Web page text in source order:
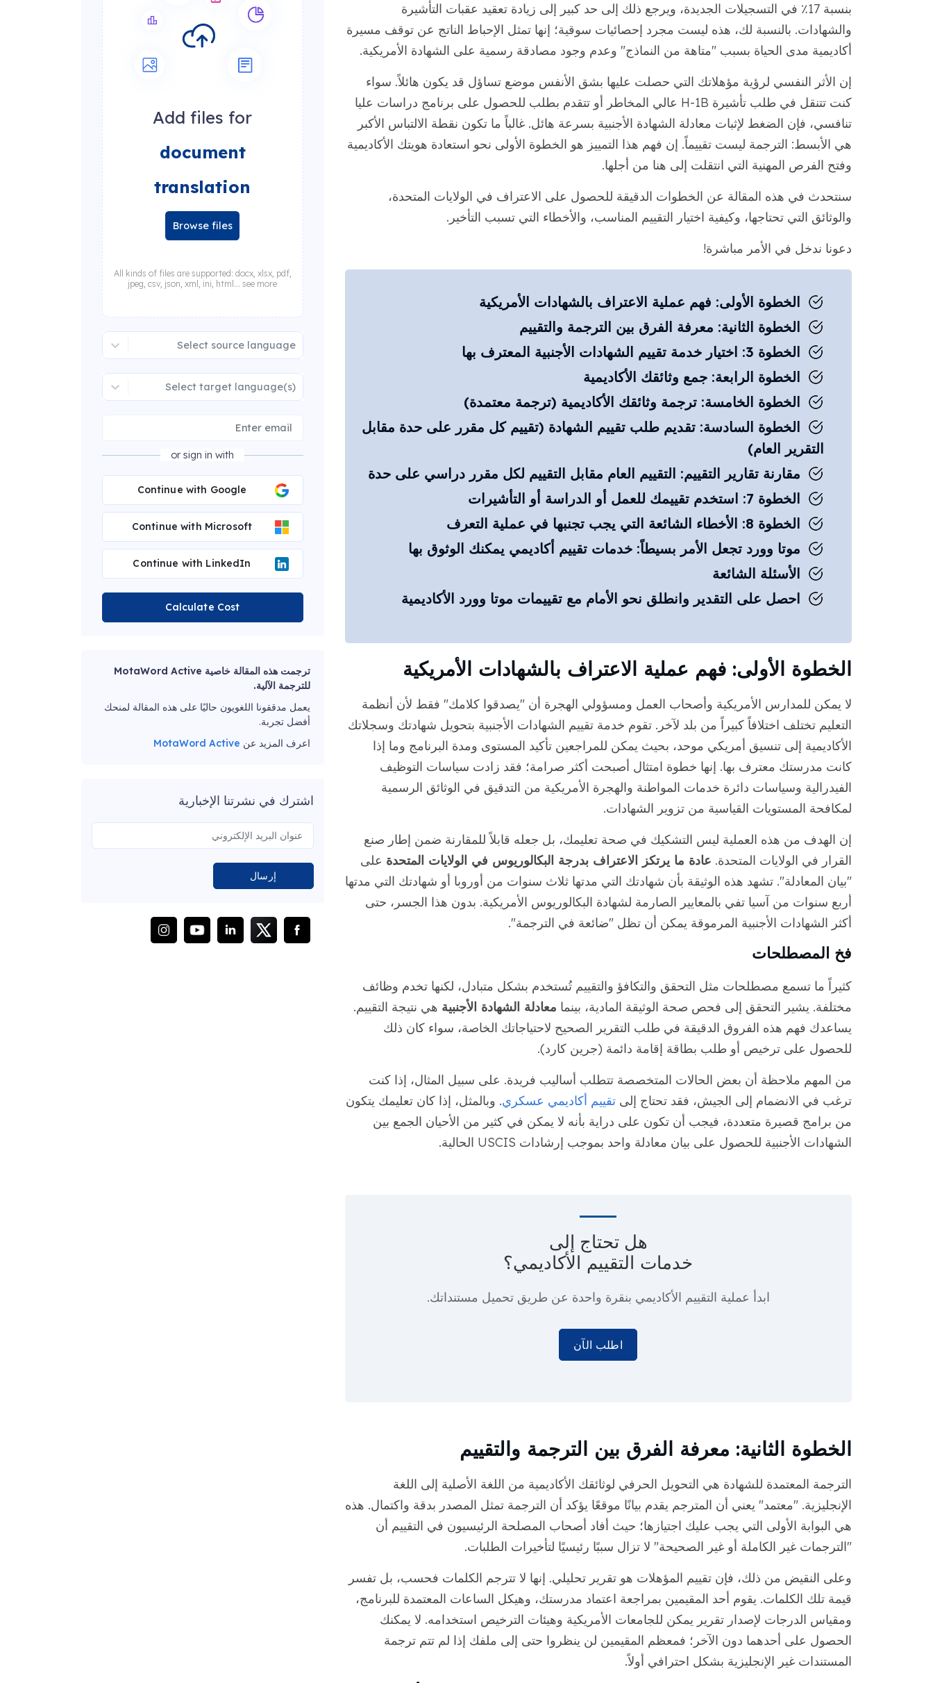
بنسبة 17٪ في التسجيلات الجديدة، ويرجع ذلك إلى حد كبير إلى زيادة تعقيد عقبات التأشيرة
والشهادات. بالنسبة لك، هذه ليست مجرد إحصائيات سوقية؛ إنها تمثل الإحباط الناتج عن توقف مسيرة
أكاديمية مدى الحياة بسبب "متاهة من النماذج" وعدم وجود مصادقة رسمية على الشهادة الأمريكية.
إن الأثر النفسي لرؤية مؤهلاتك التي حصلت عليها بشق الأنفس موضع تساؤل قد يكون هائلاً. سواء
كنت تتنقل في طلب تأشيرة H-1B عالي المخاطر أو تتقدم بطلب للحصول على برنامج دراسات عليا
تنافسي، فإن الضغط لإثبات معادلة الشهادة الأجنبية بسرعة هائل. غالباً ما تكون نقطة الالتباس الأكبر
هي الأبسط: الترجمة ليست تقييماً. إن فهم هذا التمييز هو الخطوة الأولى نحو استعادة هويتك الأكاديمية
وفتح الفرص المهنية التي انتقلت إلى هنا من أجلها.
سنتحدث في هذه المقالة عن الخطوات الدقيقة للحصول على الاعتراف في الولايات المتحدة،
والوثائق التي تحتاجها، وكيفية اختيار التقييم المناسب، والأخطاء التي تسبب التأخير.
دعونا ندخل في الأمر مباشرة!
الخطوة الأولى: فهم عملية الاعتراف بالشهادات الأمريكية
الخطوة الثانية: معرفة الفرق بين الترجمة والتقييم
الخطوة 3: اختيار خدمة تقييم الشهادات الأجنبية المعترف بها
الخطوة الرابعة: جمع وثائقك الأكاديمية
الخطوة الخامسة: ترجمة وثائقك الأكاديمية (ترجمة معتمدة)
الخطوة السادسة: تقديم طلب تقييم الشهادة (تقييم كل مقرر على حدة مقابل
التقرير العام)
مقارنة تقارير التقييم: التقييم العام مقابل التقييم لكل مقرر دراسي على حدة
الخطوة 7: استخدم تقييمك للعمل أو الدراسة أو التأشيرات
الخطوة 8: الأخطاء الشائعة التي يجب تجنبها في عملية التعرف
موتا وورد تجعل الأمر بسيطاً: خدمات تقييم أكاديمي يمكنك الوثوق بها
الأسئلة الشائعة
احصل على التقدير وانطلق نحو الأمام مع تقييمات موتا وورد الأكاديمية
الخطوة الأولى: فهم عملية الاعتراف بالشهادات الأمريكية
لا يمكن للمدارس الأمريكية وأصحاب العمل ومسؤولي الهجرة أن "يصدقوا كلامك" فقط لأن أنظمة
التعليم تختلف اختلافاً كبيراً من بلد لآخر. تقوم خدمة تقييم الشهادات الأجنبية بتحويل شهادتك وسجلاتك
الأكاديمية إلى تنسيق أمريكي موحد، بحيث يمكن للمراجعين تأكيد المستوى ومدة البرنامج وما إذا
كانت مدرستك معترف بها. إنها خطوة امتثال أصبحت أكثر صرامة؛ فقد زادت سياسات التوظيف
الفيدرالية وسياسات دائرة خدمات المواطنة والهجرة الأمريكية من التدقيق في الوثائق الرسمية
لمكافحة المستويات القياسية من تزوير الشهادات.
إن الهدف من هذه العملية ليس التشكيك في صحة تعليمك، بل جعله قابلاً للمقارنة ضمن إطار صنع
القرار في الولايات المتحدة. عادة ما يرتكز الاعتراف بدرجة البكالوريوس في الولايات المتحدة على
"بيان المعادلة". تشهد هذه الوثيقة بأن شهادتك التي مدتها ثلاث سنوات من أوروبا أو شهادتك التي مدتها
أربع سنوات من آسيا تفي بالمعايير الصارمة لشهادة البكالوريوس الأمريكية. بدون هذا الجسر، حتى
أكثر الشهادات الأجنبية المرموقة يمكن أن تظل "ضائعة في الترجمة".
فخ المصطلحات
كثيراً ما تسمع مصطلحات مثل التحقق والتكافؤ والتقييم تُستخدم بشكل متبادل، لكنها تخدم وظائف
مختلفة. يشير التحقق إلى فحص صحة الوثيقة المادية، بينما معادلة الشهادة الأجنبية هي نتيجة التقييم.
يساعدك فهم هذه الفروق الدقيقة في طلب التقرير الصحيح لاحتياجاتك الخاصة، سواء كان ذلك
للحصول على ترخيص أو طلب بطاقة إقامة دائمة (جرين كارد).
من المهم ملاحظة أن بعض الحالات المتخصصة تتطلب أساليب فريدة. على سبيل المثال، إذا كنت
ترغب في الانضمام إلى الجيش، فقد تحتاج إلىتقييم أكاديمي عسكري. وبالمثل، إذا كان تعليمك يتكون
من برامج قصيرة متعددة، فيجب أن تكون على دراية بأنه لا يمكن في كثير من الأحيان الجمع بين
الشهادات الأجنبية للحصول على بيان معادلة واحد بموجب إرشادات USCIS الحالية.
هل تحتاج إلى
خدمات التقييم الأكاديمي؟
ابدأ عملية التقييم الأكاديمي بنقرة واحدة عن طريق تحميل مستنداتك.
اطلب الآن
الخطوة الثانية: معرفة الفرق بين الترجمة والتقييم
الترجمة المعتمدة للشهادة هي التحويل الحرفي لوثائقك الأكاديمية من اللغة الأصلية إلى اللغة
الإنجليزية. "معتمد" يعني أن المترجم يقدم بيانًا موقعًا يؤكد أن الترجمة تمثل المصدر بدقة واكتمال. هذه
هي البوابة الأولى التي يجب عليك اجتيازها؛ حيث أفاد أصحاب المصلحة الرئيسيون في التقييم أن
"الترجمات غير الكاملة أو غير الصحيحة" لا تزال سببًا رئيسيًا لتأخيرات الطلبات.
وعلى النقيض من ذلك، فإن تقييم المؤهلات هو تقرير تحليلي. إنها لا تترجم الكلمات فحسب، بل تفسر
قيمة تلك الكلمات. يقوم أحد المقيمين بمراجعة اعتماد مدرستك، وهيكل الساعات المعتمدة للبرنامج،
ومقياس الدرجات لإصدار تقرير يمكن للجامعات الأمريكية وهيئات الترخيص استخدامه. لا يمكنك
الحصول على أحدهما دون الآخر؛ فمعظم المقيمين لن ينظروا حتى إلى ملفك إذا لم تتم ترجمة
المستندات غير الإنجليزية بشكل احترافي أولاً.
Add files for
document
translation
Browse files
All kinds of files are supported: docx, xlsx, pdf,
jpeg, csv, json, xml, ini, html... see more
Select source language
Select target language(s)
or sign in with
Continue with Google
Continue with Microsoft
Continue with LinkedIn
Calculate Cost
ترجمت هذه المقالة خاصية MotaWord Active
للترجمة الآلية.
يعمل مدققونا اللغويون حاليًا على هذه المقالة لمنحك
أفضل تجربة.
اعرف المزيد عن MotaWord Active
اشترك في نشرتنا الإخبارية
إرسال